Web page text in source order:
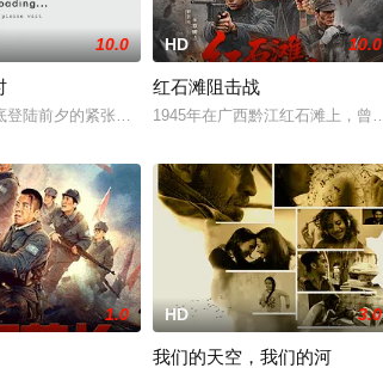
内与各民族进行友好交流与融合，共建边疆历史佳
10.0
登陆前夕的紧张局势，围绕盟军远征军最高司令部首席
HD 10.0
红石滩阻击战
1945年在广西黔江红石滩上，曾
1.0 HD 3.0
我们的天空，我们的河